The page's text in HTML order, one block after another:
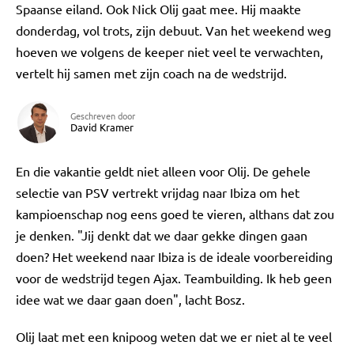
Spaanse eiland. Ook Nick Olij gaat mee. Hij maakte
donderdag, vol trots, zijn debuut. Van het weekend weg
hoeven we volgens de keeper niet veel te verwachten,
vertelt hij samen met zijn coach na de wedstrijd.
Geschreven door
David Kramer
En die vakantie geldt niet alleen voor Olij. De gehele
selectie van PSV vertrekt vrijdag naar Ibiza om het
kampioenschap nog eens goed te vieren, althans dat zou
je denken. "Jij denkt dat we daar gekke dingen gaan
doen? Het weekend naar Ibiza is de ideale voorbereiding
voor de wedstrijd tegen Ajax. Teambuilding. Ik heb geen
idee wat we daar gaan doen", lacht Bosz.
Olij laat met een knipoog weten dat we er niet al te veel